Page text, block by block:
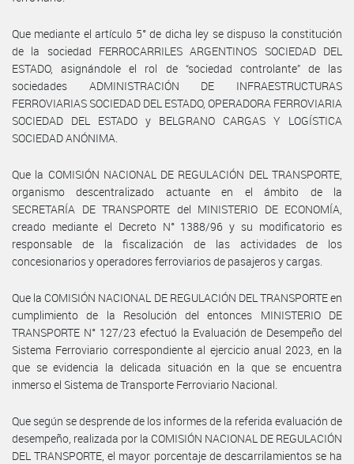
Que mediante el artículo 5° de dicha ley se dispuso la constitución
de la sociedad FERROCARRILES ARGENTINOS SOCIEDAD DEL
ESTADO, asignándole el rol de “sociedad controlante” de las
sociedades ADMINISTRACIÓN DE INFRAESTRUCTURAS
FERROVIARIAS SOCIEDAD DEL ESTADO, OPERADORA FERROVIARIA
SOCIEDAD DEL ESTADO y BELGRANO CARGAS Y LOGÍSTICA
SOCIEDAD ANÓNIMA.
Que la COMISIÓN NACIONAL DE REGULACIÓN DEL TRANSPORTE,
organismo descentralizado actuante en el ámbito de la
SECRETARÍA DE TRANSPORTE del MINISTERIO DE ECONOMÍA,
creado mediante el Decreto N° 1388/96 y su modificatorio es
responsable de la fiscalización de las actividades de los
concesionarios y operadores ferroviarios de pasajeros y cargas.
Que la COMISIÓN NACIONAL DE REGULACIÓN DEL TRANSPORTE en
cumplimiento de la Resolución del entonces MINISTERIO DE
TRANSPORTE N° 127/23 efectuó la Evaluación de Desempeño del
Sistema Ferroviario correspondiente al ejercicio anual 2023, en la
que se evidencia la delicada situación en la que se encuentra
inmerso el Sistema de Transporte Ferroviario Nacional.
Que según se desprende de los informes de la referida evaluación de
desempeño, realizada por la COMISIÓN NACIONAL DE REGULACIÓN
DEL TRANSPORTE, el mayor porcentaje de descarrilamientos se ha